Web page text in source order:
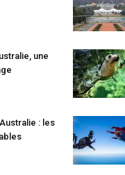
une
: les